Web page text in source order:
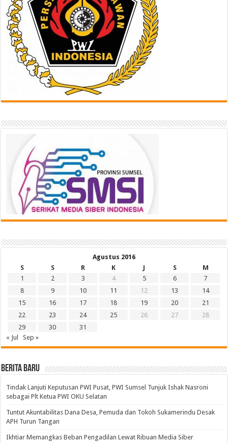
Agustus 2016
S
S R K J S
M
1
2 3 4 5 6
7
8
9 10 11 12 13
14
15
16 17 18 19 20
21
22
23 24 25 26 27
28
29
30
31
« Jul
Sep »
BERITA BARU
Tindak Lanjuti Keputusan PWI Pusat, PWI Sumsel Tunjuk Ishak Nasroni
sebagai Plt Ketua PWI OKU Selatan
Tuntut Akuntabilitas Dana Desa, Pemuda dan Tokoh Sukamerindu Desak
APH Turun Tangan
Ikhtiar Memangkas Beban Pengadilan Lewat Ribuan Media Siber